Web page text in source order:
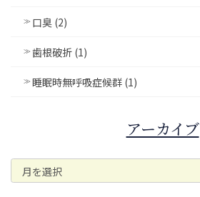
口臭 (2)
歯根破折 (1)
睡眠時無呼吸症候群 (1)
アーカイブ
ア
ー